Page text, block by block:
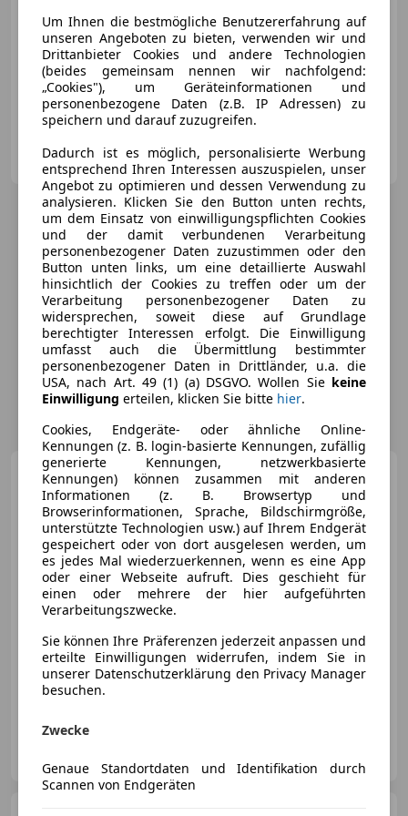
12/2021 51 102 km Elektro
100 kW (136 PS)
Garantie
Oellinger Enns GmbH&CoKG
AT-4470 Enns
Opel Antara Cosmo 4x4 Aut.
€ 7 990
03/2013
Um Ihnen die bestmögliche Benutzererfahrung auf
unseren Angeboten zu bieten, verwenden wir und
Drittanbieter Cookies und andere Technologien
(beides gemeinsam nennen wir nachfolgend:
„Cookies"), um Geräteinformationen und
personenbezogene Daten (z.B. IP Adressen) zu
speichern und darauf zuzugreifen.
Dadurch ist es möglich, personalisierte Werbung
entsprechend Ihren Interessen auszuspielen, unser
Angebot zu optimieren und dessen Verwendung zu
analysieren. Klicken Sie den Button unten rechts,
um dem Einsatz von einwilligungspflichten Cookies
und der damit verbundenen Verarbeitung
personenbezogener Daten zuzustimmen oder den
Button unten links, um eine detaillierte Auswahl
hinsichtlich der Cookies zu treffen oder um der
Verarbeitung personenbezogener Daten zu
widersprechen, soweit diese auf Grundlage
berechtigter Interessen erfolgt. Die Einwilligung
umfasst auch die Übermittlung bestimmter
personenbezogener Daten in Drittländer, u.a. die
USA, nach Art. 49 (1) (a) DSGVO. Wollen Sie keine
Einwilligung erteilen, klicken Sie bitte hier.
Cookies, Endgeräte- oder ähnliche Online-
Kennungen (z. B. login-basierte Kennungen, zufällig
generierte Kennungen, netzwerkbasierte
Kennungen) können zusammen mit anderen
Informationen (z. B. Browsertyp und
Browserinformationen, Sprache, Bildschirmgröße,
unterstützte Technologien usw.) auf Ihrem Endgerät
gespeichert oder von dort ausgelesen werden, um
es jedes Mal wiederzuerkennen, wenn es eine App
oder einer Webseite aufruft. Dies geschieht für
einen oder mehrere der hier aufgeführten
Verarbeitungszwecke.
Sie können Ihre Präferenzen jederzeit anpassen und
erteilte Einwilligungen widerrufen, indem Sie in
unserer Datenschutzerklärung den Privacy Manager
besuchen.
Zwecke
Genaue Standortdaten und Identifikation durch
Scannen von Endgeräten